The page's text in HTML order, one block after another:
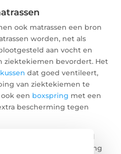
ook matrassen een bron
worden, net als
aan vocht en
ziektekiemen bevordert. Het
dat goed ventileert,
van ziektekiemen te
een boxspring met een
bescherming tegen
en beddengoed
slaapomgeving